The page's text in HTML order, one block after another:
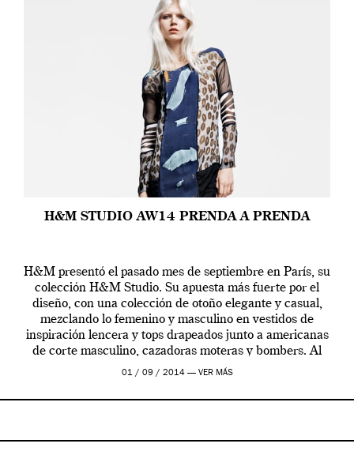
H&M STUDIO AW14 PRENDA A PRENDA
H&M presentó el pasado mes de septiembre en París, su
colección H&M Studio. Su apuesta más fuerte por el
diseño, con una colección de otoño elegante y casual,
mezclando lo femenino y masculino en vestidos de
inspiración lencera y tops drapeados junto a americanas
de corte masculino, cazadoras moteras y bombers. Al
frente de la […]
01 / 09 / 2014 — VER MÁS